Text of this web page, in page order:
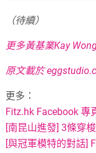
（待續）
更多黃基業Kay
原文載於
更多：
Fitz.hk Facebook 專
[南昆山進發] 3條穿
[與冠軍模特的對話]